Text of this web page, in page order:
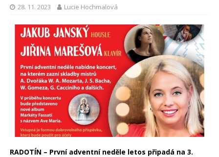
28. 11. 2023 Lucie Hochmalová
RADOTÍN – První adventní neděle letos připadá na 3.